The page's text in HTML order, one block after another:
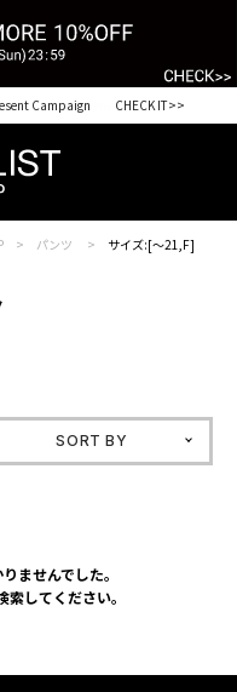
Campaign CHECK IT>>
パンツ サイズ:[～21,F]
SORT BY
ませんでした。
索してください。